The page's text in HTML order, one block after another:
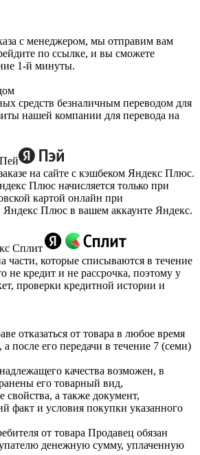
с менеджером, мы отправим вам
по ссылке, и вы сможете
1-й минуты.
средств безналичным переводом для
нашей компании для перевода на
на сайте с кэшбеком Яндекс Плюс.
Плюс начисляется только при
картой онлайн при
Плюс в вашем аккаунте Яндекс.
Сплит
части, которые списываются в течение
не кредит и не рассрочка, поэтому у
проверки кредитной истории и
отказаться от товара в любое время
а после его передачи в течение 7 (семи)
качества возможен, в
его товарный вид,
свойства, а также документ,
факт и условия покупки указанного
от товара Продавец обязан
денежную сумму, уплаченную